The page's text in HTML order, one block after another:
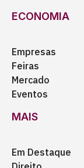
ECONOMIA
Empresas
Feiras
Mercado
Eventos
MAIS
Em Destaque